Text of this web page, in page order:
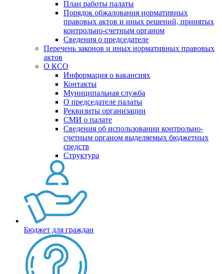
План работы палаты
Порядок обжалования нормативных
правовых актов и иных решений, принятых
контрольно-счетным органом
Сведения о председателе
Перечень законов и иных нормативных правовых
актов
О КСО
Информация о вакансиях
Контакты
Муниципальная служба
О председателе палаты
Реквизиты организации
СМИ о палате
Сведения об использовании контрольно-
счетным органом выделяемых бюджетных
средств
Структура
Бюджет для граждан